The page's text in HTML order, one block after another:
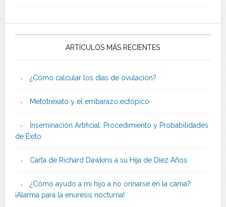
ARTÍCULOS MÁS RECIENTES
¿Cómo calcular los días de ovulación?
Metotrexato y el embarazo ectópico
Inseminación Artificial: Procedimiento y Probabilidades
de Éxito
Carta de Richard Dawkins a su Hija de Diez Años
¿Cómo ayudo a mi hijo a no orinarse en la cama?
¡Alarma para la enuresis nocturna!